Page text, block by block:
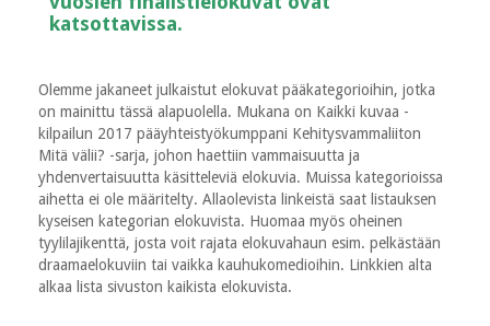
katsottavissa.
Olemme jakaneet julkaistut elokuvat pääkategorioihin, jotka
on mainittu tässä alapuolella. Mukana on Kaikki kuvaa -
kilpailun 2017 pääyhteistyökumppani Kehitysvammaliiton
Mitä välii? -sarja, johon haettiin vammaisuutta ja
yhdenvertaisuutta käsitteleviä elokuvia. Muissa kategorioissa
aihetta ei ole määritelty. Allaolevista linkeistä saat listauksen
kyseisen kategorian elokuvista. Huomaa myös oheinen
tyylilajikenttä, josta voit rajata elokuvahaun esim. pelkästään
draamaelokuviin tai vaikka kauhukomedioihin. Linkkien alta
alkaa lista sivuston kaikista elokuvista.